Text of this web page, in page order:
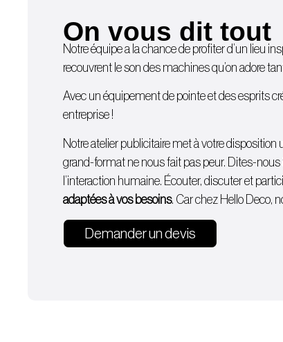
On vous dit tout
Notre équipe a la chance de profiter d’un lieu
recouvrent le son des machines qu’on adore
Avec un équipement de pointe et des esprits
entreprise !
Notre atelier publicitaire met à votre
grand-format ne nous fait pas peur. Dites-
l’interaction humaine. Écouter, discuter et
adaptées à vos besoins. Car chez Hello Deco,
Demander un devis